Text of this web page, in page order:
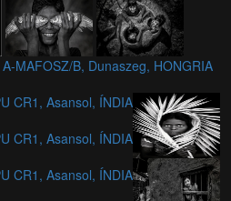
A-MAFOSZ/B, Dunaszeg, HONGRIA
CR1, Asansol, ÍNDIA
CR1, Asansol, ÍNDIA
CR1, Asansol, ÍNDIA